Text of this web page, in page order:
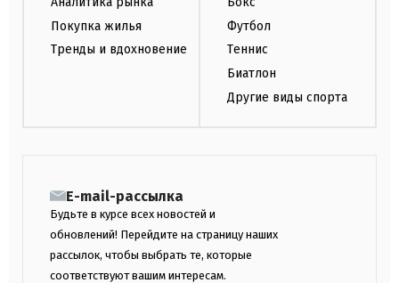
Покупка жилья
Тренды и вдохновение
Футбол
Теннис
Биатлон
Другие виды спорта
E-mail-рассылка
Будьте в курсе всех новостей и
обновлений! Перейдите на страницу наших
рассылок, чтобы выбрать те, которые
соответствуют вашим интересам.